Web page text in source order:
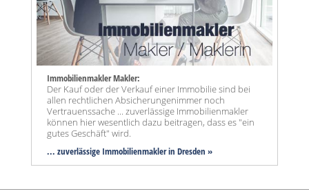
Immobilienmakler Makler:
Der Kauf oder der Verkauf einer Immobilie sind bei
allen rechtlichen Absicherungenimmer noch
Vertrauenssache ... zuverlässige Immobilienmakler
können hier wesentlich dazu beitragen, dass es "ein
gutes Geschäft" wird.
... zuverlässige Immobilienmakler in Dresden »